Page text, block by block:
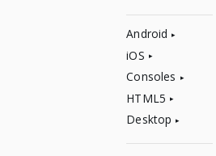
Android
iOS
Consoles
HTML5
Desktop